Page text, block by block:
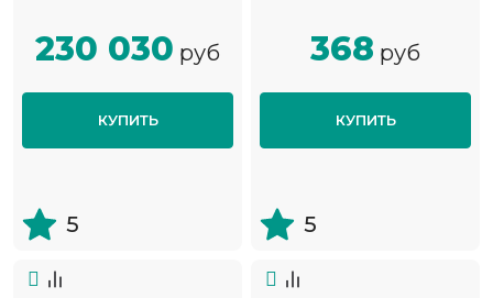
230 030 руб
КУПИТЬ
5
368 руб
КУПИТЬ
5